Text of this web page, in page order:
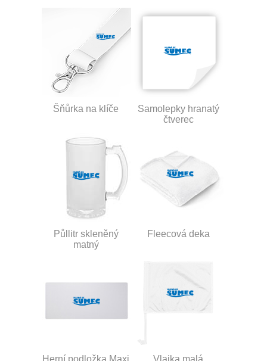
Šňůrka na klíče
Samolepky hranatý
čtverec
Půllitr skleněný
matný
Fleecová deka
Herní podložka Maxi Vlajka malá